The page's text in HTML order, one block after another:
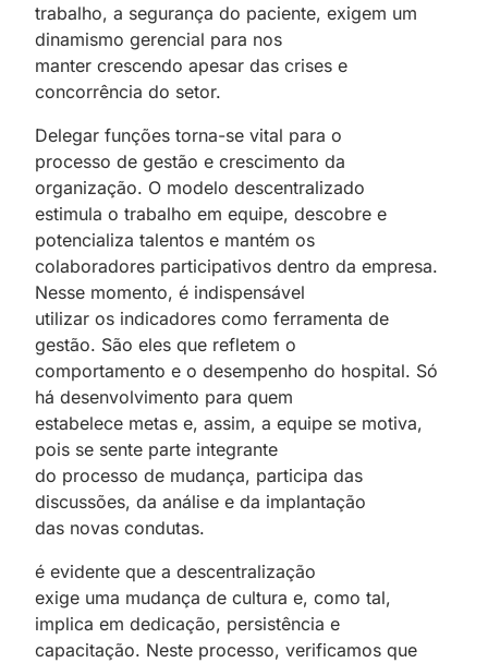
trabalho, a segurança do paciente, exigem um
dinamismo gerencial para nos
manter crescendo apesar das crises e
concorrência do setor.
Delegar funções torna-se vital para o
processo de gestão e crescimento da
organização. O modelo descentralizado
estimula o trabalho em equipe, descobre e
potencializa talentos e mantém os
colaboradores participativos dentro da empresa.
Nesse momento, é indispensável
utilizar os indicadores como ferramenta de
gestão. São eles que refletem o
comportamento e o desempenho do hospital. Só
há desenvolvimento para quem
estabelece metas e, assim, a equipe se motiva,
pois se sente parte integrante
do processo de mudança, participa das
discussões, da análise e da implantação
das novas condutas.
é evidente que a descentralização
exige uma mudança de cultura e, como tal,
implica em dedicação, persistência e
capacitação. Neste processo, verificamos que